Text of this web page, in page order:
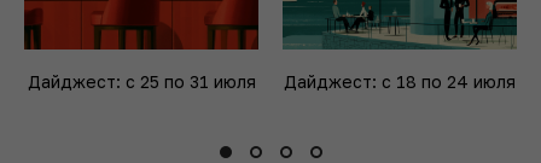
Дайджест: с 25 по 31 июля Дайджест: с 18 по 24 июля